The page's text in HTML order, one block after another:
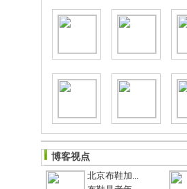
博客视点
北京布鞋加...